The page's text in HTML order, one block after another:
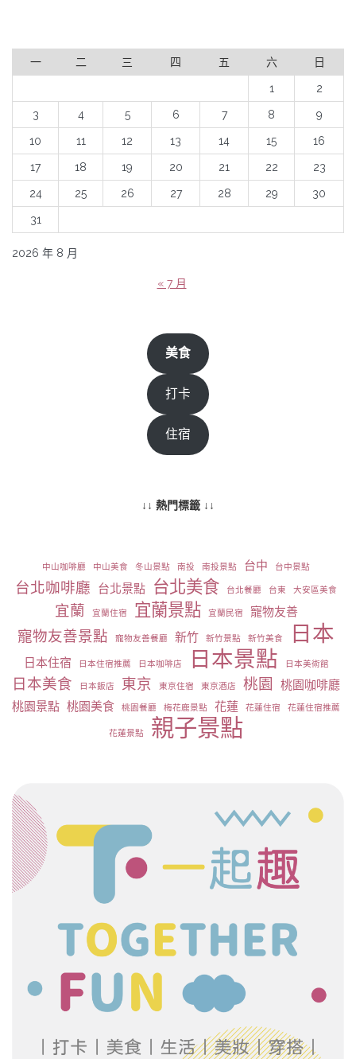
2026 年 8 月
一 二 三 四 五 六 日
1 2
3 4 5 6 7 8 9
10 11 12 13 14 15 16
17 18 19 20 21 22 23
24 25 26 27 28 29 30
31
« 7 月
美食
打卡
住宿
↓↓ 熱門標籤 ↓↓
中山咖啡廳 中山美食 冬山景點 南投 南投景點 台中 台中景點
台北咖啡廳 台北景點 台北美食 台北餐廳 台東 大安區美食
宜蘭 宜蘭住宿 宜蘭景點 宜蘭民宿 寵物友善
寵物友善景點 寵物友善餐廳 新竹 新竹景點 新竹美食 日本
日本住宿 日本住宿推薦 日本咖啡店 日本景點 日本美術館
日本美食 日本飯店 東京 東京住宿 東京酒店 桃園
桃園咖啡廳
桃園景點 桃園美食 桃園餐廳 梅花鹿景點 花蓮 花蓮住宿 花蓮住宿推薦
花蓮景點 親子景點